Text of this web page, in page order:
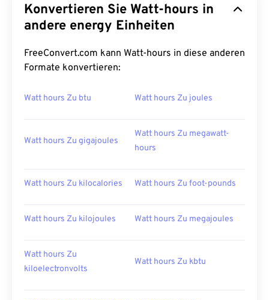
Konvertieren Sie Watt-hours in
andere energy Einheiten
FreeConvert.com kann Watt-hours in diese anderen
Formate konvertieren:
Watt hours Zu btu Watt hours Zu joules
Watt hours Zu gigajoules
Watt hours Zu megawatt-
hours
Watt hours Zu kilocalories Watt hours Zu foot-pounds
Watt hours Zu kilojoules Watt hours Zu megajoules
Watt hours Zu
kiloelectronvolts
Watt hours Zu kbtu